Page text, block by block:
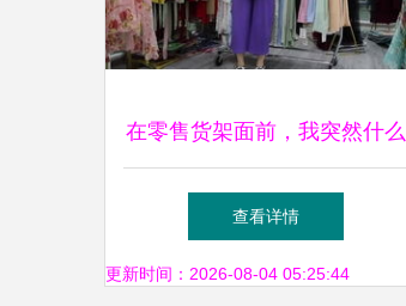
在零售货架面前，我突然什么
都没有了失败教会了我两三事
查看详情
更新时间：2026-08-04 05:25:44